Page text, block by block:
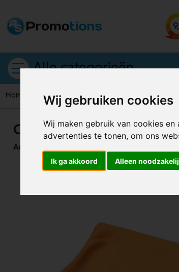
Wij gebruiken cookies
Wij maken gebruik van cookies
advertenties te tonen, om ons
Ik ga akkoord Alleen
Alle categorieën
Home Zonnebrillen Clean microvezeltasje
Clean microvezeltasje
Artikelnummer: